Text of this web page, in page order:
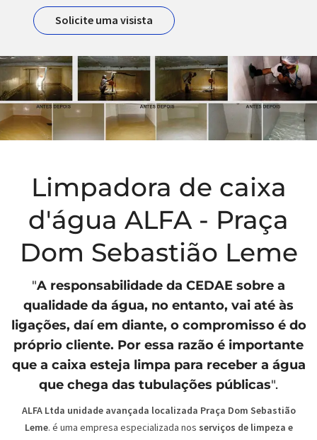
Solicite uma visista
Limpadora de caixa
d'água ALFA - Praça
Dom Sebastião Leme
"A responsabilidade da CEDAE sobre a
qualidade da água, no entanto, vai até às
ligações, daí em diante, o compromisso é do
próprio cliente. Por essa razão é importante
que a caixa esteja limpa para receber a água
que chega das tubulações públicas".
ALFA Ltda unidade avançada localizada Praça Dom Sebastião
Leme. é uma empresa especializada nos serviços de limpeza e